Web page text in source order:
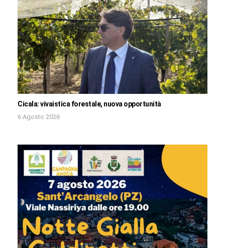
Cicala: vivaistica forestale, nuova opportunità
6 Agosto 2026